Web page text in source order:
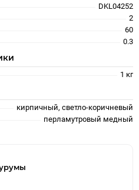
DKL04252
2
60
0.3
1 кг
кирпичный, светло-коричневый
перламутровый медный